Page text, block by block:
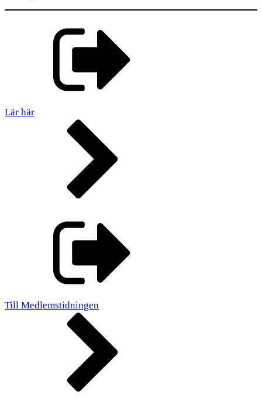
Lär här
Till Medlemstidningen